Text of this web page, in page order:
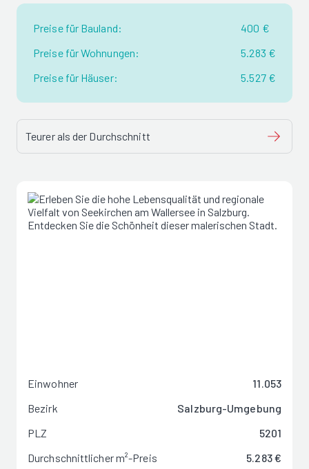
Preise für Bauland:
400 €
Preise für Wohnungen:
5.283 €
Preise für Häuser:
5.527 €
Teurer als der Durchschnitt
Einwohner
11.053
Bezirk
Salzburg-Umgebung
PLZ
5201
Durchschnittlicher m²-Preis
5.283 €